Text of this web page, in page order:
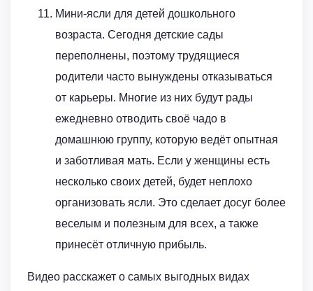
Мини-ясли для детей дошкольного
возраста. Сегодня детские сады
переполнены, поэтому трудящиеся
родители часто вынуждены отказываться
от карьеры. Многие из них будут рады
ежедневно отводить своё чадо в
домашнюю группу, которую ведёт опытная
и заботливая мать. Если у женщины есть
несколько своих детей, будет неплохо
организовать ясли. Это сделает досуг более
веселым и полезным для всех, а также
принесёт отличную прибыль.
Видео расскажет о самых выгодных видах